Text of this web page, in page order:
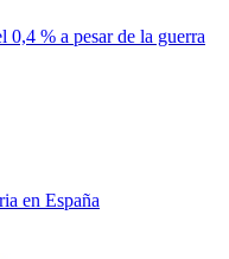
0,4 % a pesar de la guerra
en España